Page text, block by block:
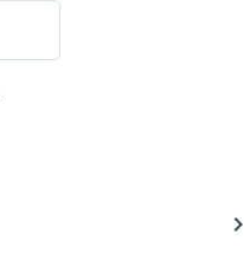
navigate_next